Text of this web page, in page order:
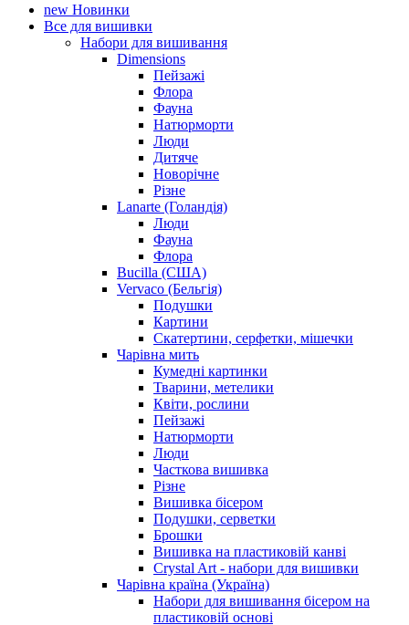
new Новинки
Все для вишивки
Набори для вишивання
Dimensions
Пейзажі
Флора
Фауна
Натюрморти
Люди
Дитяче
Новорічне
Різне
Lanarte (Голандія)
Люди
Фауна
Флора
Bucilla (США)
Vervaco (Бельгія)
Подушки
Картини
Скатертини, серфетки, мішечки
Чарiвна мить
Кумедні картинки
Тварини, метелики
Квіти, рослини
Пейзажі
Натюрморти
Люди
Часткова вишивка
Різне
Вишивка бісером
Подушки, серветки
Брошки
Вишивка на пластиковій канві
Crystal Art - набори для вишивки
Чарівна країна (Україна)
Набори для вишивання бісером на
пластиковій основі